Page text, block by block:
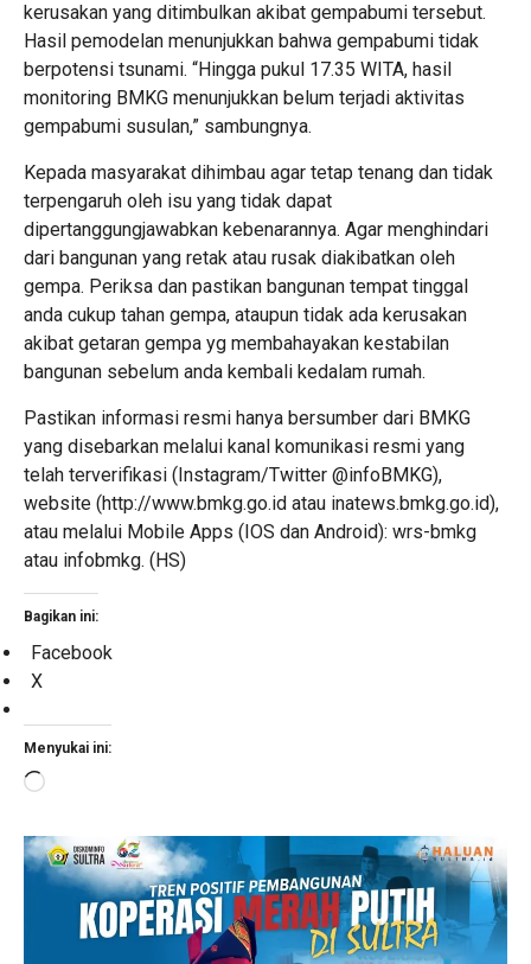
kerusakan yang ditimbulkan akibat gempabumi tersebut.
Hasil pemodelan menunjukkan bahwa gempabumi tidak
berpotensi tsunami. “Hingga pukul 17.35 WITA, hasil
monitoring BMKG menunjukkan belum terjadi aktivitas
gempabumi susulan,” sambungnya.
Kepada masyarakat dihimbau agar tetap tenang dan tidak
terpengaruh oleh isu yang tidak dapat
dipertanggungjawabkan kebenarannya. Agar menghindari
dari bangunan yang retak atau rusak diakibatkan oleh
gempa. Periksa dan pastikan bangunan tempat tinggal
anda cukup tahan gempa, ataupun tidak ada kerusakan
akibat getaran gempa yg membahayakan kestabilan
bangunan sebelum anda kembali kedalam rumah.
Pastikan informasi resmi hanya bersumber dari BMKG
yang disebarkan melalui kanal komunikasi resmi yang
telah terverifikasi (Instagram/Twitter @infoBMKG),
website (http://www.bmkg.go.id atau inatews.bmkg.go.id),
atau melalui Mobile Apps (IOS dan Android): wrs-bmkg
atau infobmkg. (HS)
Bagikan ini:
Facebook
X
Menyukai ini:
Memuat...